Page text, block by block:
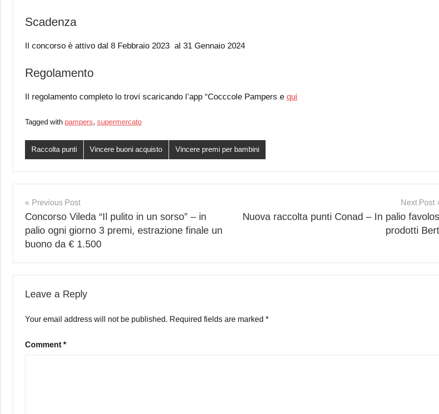
Scadenza
Il concorso è attivo dal 8 Febbraio 2023 al 31 Gennaio 2024
Regolamento
Il regolamento completo lo trovi scaricando l’app “Cocccole Pampers e qui
Tagged with pampers, supermercato
Raccolta punti Vincere buoni acquisto Vincere premi per bambini
Post
navigation
Previous Post
Concorso Vileda “Il pulito in un sorso” – in
palio ogni giorno 3 premi, estrazione finale un
buono da € 1.500
Next Post
Nuova raccolta punti Conad – In palio
prodotti
Leave a Reply
Your email address will not be published. Required fields are marked *
Comment *